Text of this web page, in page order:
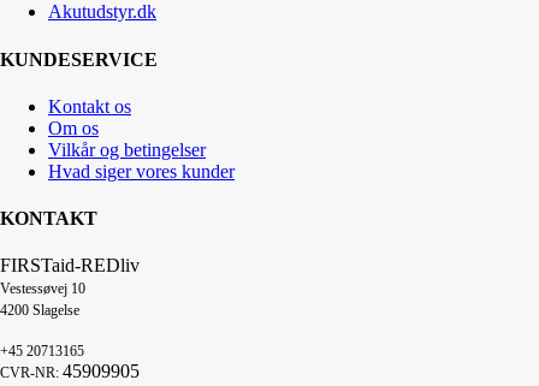
Akutudstyr.dk
KUNDESERVICE
Kontakt os
Om os
Vilkår og betingelser
Hvad siger vores kunder
KONTAKT
FIRSTaid-REDliv
Vestessøvej 10
4200 Slagelse
+45 20713165
CVR-NR: 45909905